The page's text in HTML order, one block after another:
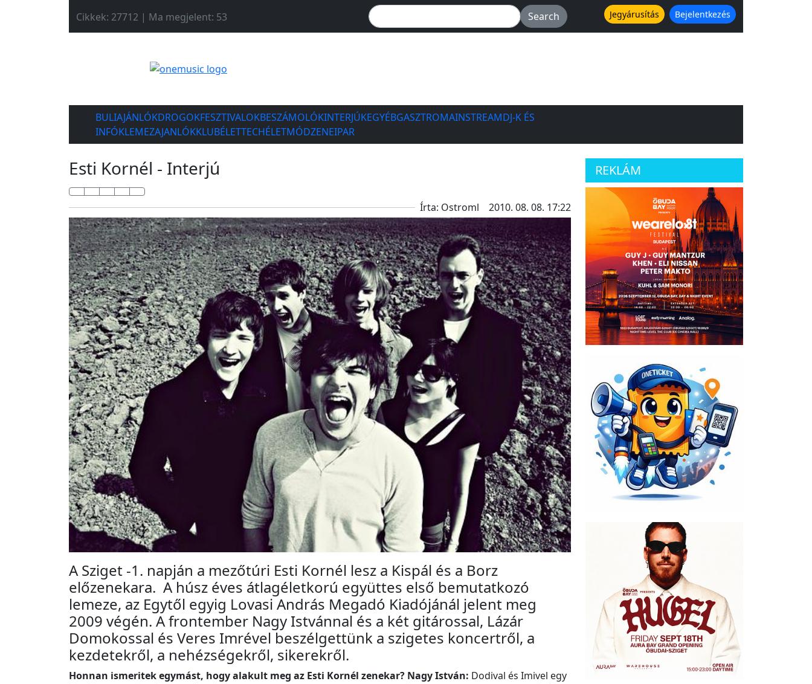
Cikkek: 27712 | Ma megjelent: 53 Jegyárusítás Bejelentkezés
BULIAJÁNLÓKDROGOKFESZTIVALOKBESZÁMOLÓKINTERJÚKEGYÉBGASZTROMAINSTREAMDJ-K ÉS
INFÓKLEMEZAJANLÓKKLUBÉLETTECHÉLETMÓDZENEIPAR
Esti Kornél - Interjú
Írta: Ostroml 2010. 08. 08. 17:22
A Sziget -1. napján a mezőtúri Esti Kornél lesz a Kispál és a Borz
előzenekara. A húsz éves átlagéletkorú együttes első bemutatkozó
lemeze, az Egytől egyig Lovasi András Megadó Kiadójánál jelent meg
2009 végén. A frontember Nagy Istvánnal és a két gitárossal, Lázár
Domokossal és Veres Imrével beszélgettünk a szigetes koncertről, a
kezdetekről, a nehézségekről, sikerekről.
Honnan ismeritek egymást, hogy alakult meg az Esti Kornél zenekar? Nagy István: Dodival és Imivel egy
REKLÁM